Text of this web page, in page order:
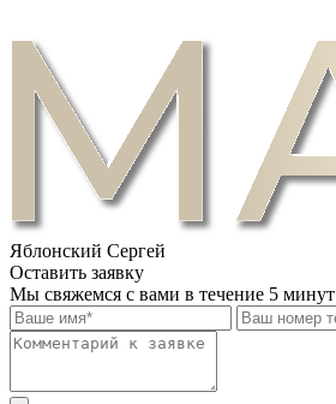
Яблонский Сергей
Оставить заявку
Мы свяжемся с вами в течение 5 минут